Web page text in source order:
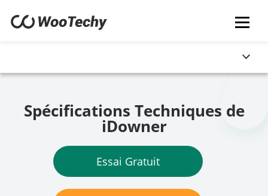
Spécifications Techniques de
iDowner
Essai Gratuit